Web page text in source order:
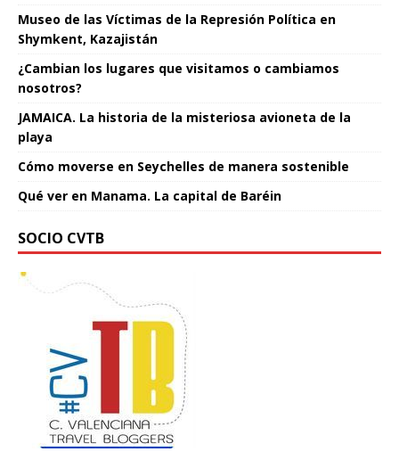
Museo de las Víctimas de la Represión Política en
Shymkent, Kazajistán
¿Cambian los lugares que visitamos o cambiamos
nosotros?
JAMAICA. La historia de la misteriosa avioneta de la
playa
Cómo moverse en Seychelles de manera sostenible
Qué ver en Manama. La capital de Baréin
SOCIO CVTB